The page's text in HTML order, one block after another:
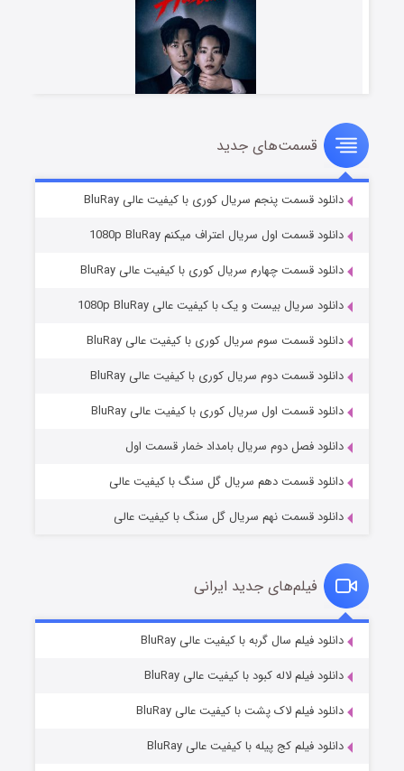
قسمت۸ (زیرنویس) منتشر شد
عملیات آپارتمان
قسمت۲ (زیرنویس) منتشر شد
قسمت۲ (زیرنویس) منتشر شد
قسمت‌های جدید
دانلود قسمت پنجم سریال کوری با کیفیت عالی BluRay
دانلود قسمت اول سریال اعتراف میکنم 1080p BluRay
دانلود قسمت چهارم سریال کوری با کیفیت عالی BluRay
دانلود سریال بیست و یک با کیفیت عالی 1080p BluRay
دانلود قسمت سوم سریال کوری با کیفیت عالی BluRay
دانلود قسمت دوم سریال کوری با کیفیت عالی BluRay
دانلود قسمت اول سریال کوری با کیفیت عالی BluRay
دانلود فصل دوم سریال بامداد خمار قسمت اول
دانلود قسمت دهم سریال گل سنگ با کیفیت عالی
دانلود قسمت نهم سریال گل سنگ با کیفیت عالی
فیلم‌های جدید ایرانی
دانلود فیلم سال گربه با کیفیت عالی BluRay
دانلود فیلم لاله کبود با کیفیت عالی BluRay
دانلود فیلم لاک پشت با کیفیت عالی BluRay
دانلود فیلم کج‌ پیله با کیفیت عالی BluRay